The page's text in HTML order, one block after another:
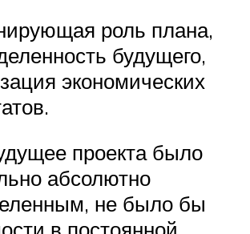
роль плана,
будущего,
экономических
проекта было
абсолютно
не было бы